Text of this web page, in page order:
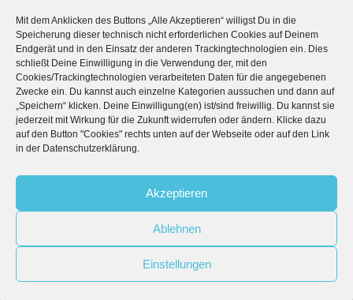
Mit dem Anklicken des Buttons „Alle Akzeptieren“ willigst Du in die
Speicherung dieser technisch nicht erforderlichen Cookies auf Deinem
Endgerät und in den Einsatz der anderen Trackingtechnologien ein. Dies
schließt Deine Einwilligung in die Verwendung der, mit den
Cookies/Trackingtechnologien verarbeiteten Daten für die angegebenen
Zwecke ein. Du kannst auch einzelne Kategorien aussuchen und dann auf
„Speichern“ klicken. Deine Einwilligung(en) ist/sind freiwillig. Du kannst sie
jederzeit mit Wirkung für die Zukunft widerrufen oder ändern. Klicke dazu
auf den Button "Cookies" rechts unten auf der Webseite oder auf den Link
in der Datenschutzerklärung.
Akzeptieren
Ablehnen
Einstellungen
© 2026Boulderwelt
Benutzungsordnung
Impressum